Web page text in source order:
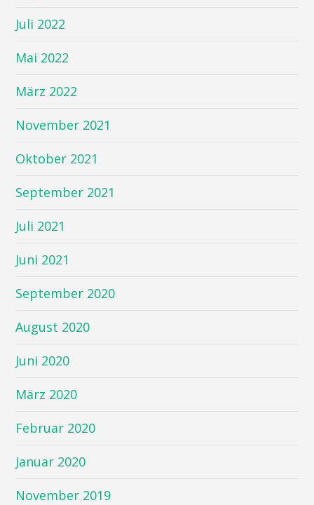
Juli 2022
Mai 2022
März 2022
November 2021
Oktober 2021
September 2021
Juli 2021
Juni 2021
September 2020
August 2020
Juni 2020
März 2020
Februar 2020
Januar 2020
November 2019